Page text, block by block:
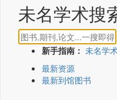
未名学术搜
新手指南： 未名学
最新资源
最新到馆图书